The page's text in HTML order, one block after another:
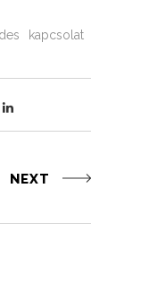
kapcsolat
NEXT